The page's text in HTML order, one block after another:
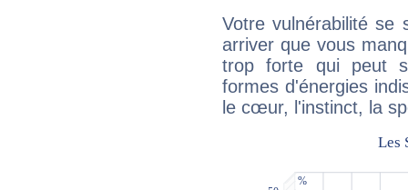
Votre vulnérabilité se
arriver que vous
trop forte qui peut
formes d'énergies
le cœur, l'instinct, la